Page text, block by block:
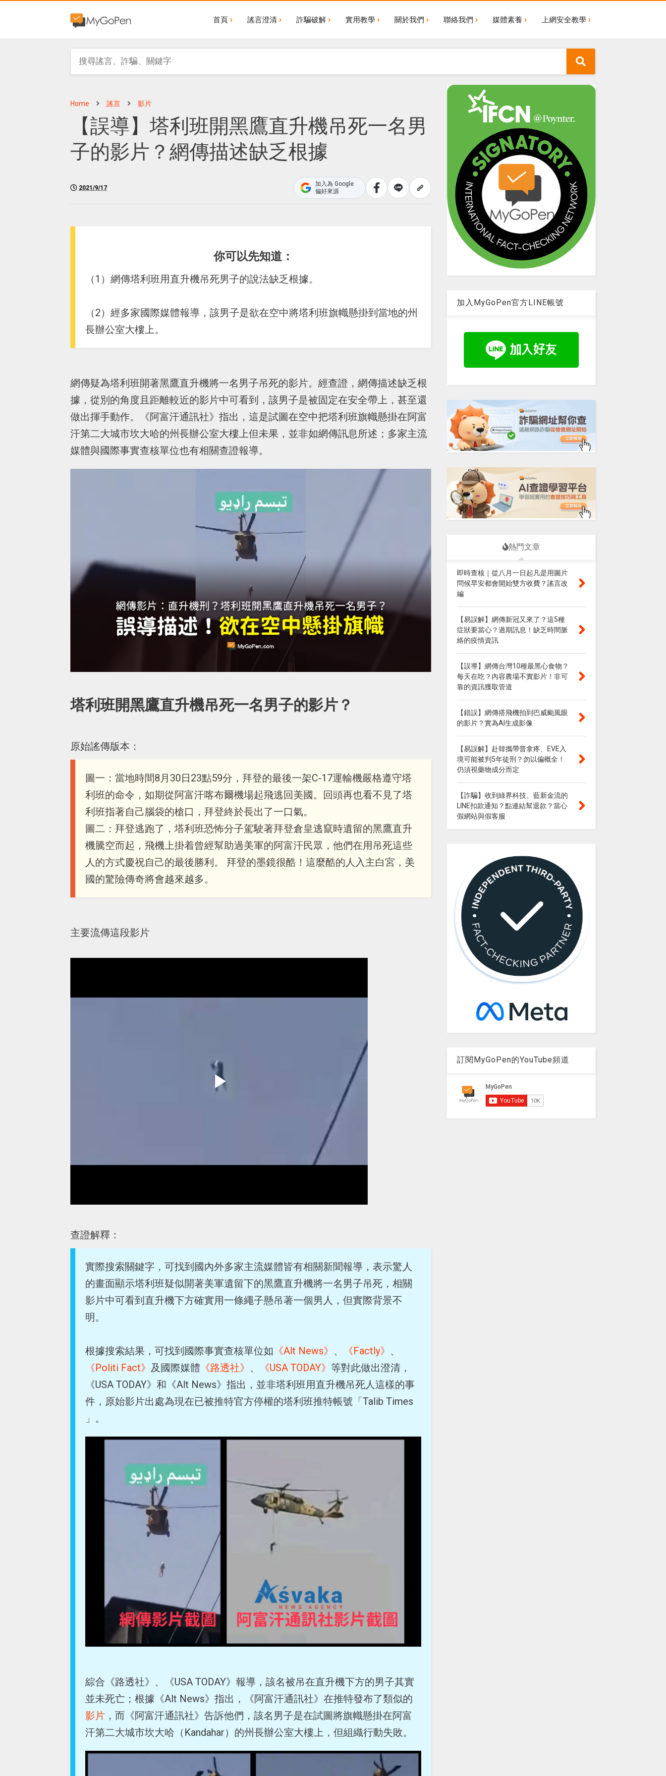
首頁 謠言澄清 詐騙破解 實用教學 關於我們 聯絡我們 媒體素養 上網安全教學
Home 謠言 影片
【誤導】塔利班開黑鷹直升機吊死一名男
子的影片？網傳描述缺乏根據
2021/9/17
加入為 Google
偏好來源
你可以先知道：
（1）網傳塔利班用直升機吊死男子的說法缺乏根據。
（2）經多家國際媒體報導，該男子是欲在空中將塔利班旗幟懸掛到當地的州
長辦公室大樓上。
網傳疑為塔利班開著黑鷹直升機將一名男子吊死的影片。經查證，網傳描述缺乏根
據，從別的角度且距離較近的影片中可看到，該男子是被固定在安全帶上，甚至還
做出揮手動作。《阿富汗通訊社》指出，這是試圖在空中把塔利班旗幟懸掛在阿富
汗第二大城市坎大哈的州長辦公室大樓上但未果，並非如網傳訊息所述；多家主流
媒體與國際事實查核單位也有相關查證報導。
塔利班開黑鷹直升機吊死一名男子的影片？
原始謠傳版本：
圖一：當地時間8月30日23點59分，拜登的最後一架C-17運輸機嚴格遵守塔
利班的命令，如期從阿富汗喀布爾機場起飛逃回美國。回頭再也看不見了塔
利班指著自己腦袋的槍口，拜登終於長出了一口氣。
圖二：拜登逃跑了，塔利班恐怖分子駕駛著拜登倉皇逃竄時遺留的黑鷹直升
機騰空而起，飛機上掛着曾經幫助過美軍的阿富汗民眾，他們在用吊死這些
人的方式慶祝自己的最後勝利。 拜登的墨鏡很酷！這麼酷的人入主白宮，美
國的驚險傳奇將會越來越多。
主要流傳這段影片
查證解釋：
實際搜索關鍵字，可找到國內外多家主流媒體皆有相關新聞報導，表示驚人
的畫面顯示塔利班疑似開著美軍遺留下的黑鷹直升機將一名男子吊死，相關
影片中可看到直升機下方確實用一條繩子懸吊著一個男人，但實際背景不
明。
根據搜索結果，可找到國際事實查核單位如 《Alt News》 、 《Factly》 、
《Politi Fact》 及國際媒體 《路透社》 、 《USA TODAY》 等對此做出澄清，
《USA TODAY》和《Alt News》指出，並非塔利班用直升機吊死人這樣的事
件，原始影片出處為現在已被推特官方停權的塔利班推特帳號「Talib Times
」。
綜合《路透社》、《USA TODAY》報導，該名被吊在直升機下方的男子其實
並未死亡；根據《Alt News》指出，《阿富汗通訊社》在推特發布了類似的
影片 ，而《阿富汗通訊社》告訴他們，該名男子是在試圖將旗幟懸掛在阿富
汗第二大城市坎大哈（Kandahar）的州長辦公室大樓上，但組織行動失敗。
加入MyGoPen官方LINE帳號
熱門文章
即時查核｜從八月一日起凡是用圖片
問候早安都會開始雙方收費？謠言改
編
【易誤解】網傳新冠又來了？這5種
症狀要當心？過期訊息！缺乏時間脈
絡的疫情資訊
【誤導】網傳台灣10種最黑心食物？
每天在吃？內容農場不實影片！非可
靠的資訊獲取管道
【錯誤】網傳搭飛機拍到巴威颱風眼
的影片？實為AI生成影像
【易誤解】赴韓攜帶普拿疼、EVE入
境可能被判5年徒刑？勿以偏概全！
仍須視藥物成分而定
【詐騙】收到綠界科技、藍新金流的
LINE扣款通知？點連結幫退款？當心
假網站與假客服
訂閱MyGoPen的YouTube頻道